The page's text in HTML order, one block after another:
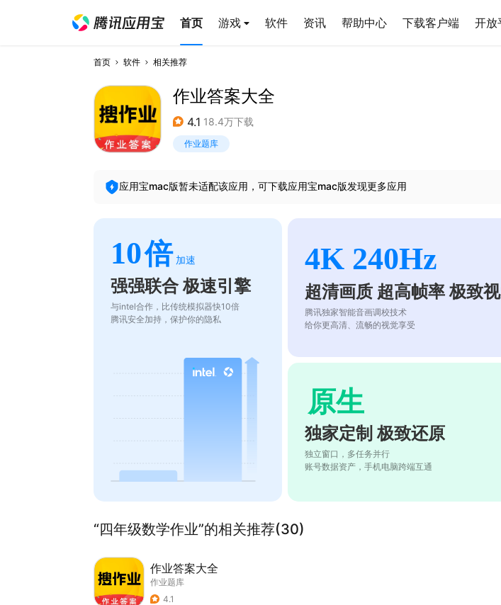
首页 游戏 软件 资讯 帮助中心 下载客户端 开放
首页 软件 相关推荐
作业答案大全
4.1 18.4万下载
作业题库
应用宝mac版暂未适配该应用，可下载应用宝mac版发现更多应用
10倍 加速
强强联合 极速引擎
与intel合作，比传统模拟器快10倍
腾讯安全加持，保护你的隐私
4K 240Hz
超清画质 超高帧率 极致
腾讯独家智能音画调校技术
给你更高清、流畅的视觉享受
原生
独家定制 极致还原
独立窗口，多任务并行
账号数据资产，手机电脑跨端互通
“四年级数学作业”的相关推荐(30)
作业答案大全
作业题库
4.1